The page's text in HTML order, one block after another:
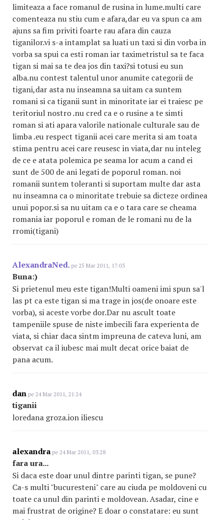
limiteaza a face romanul de rusina in lume.multi care
comenteaza nu stiu cum e afara,dar eu va spun ca am
ajuns sa fim priviti foarte rau afara din cauza
tiganilor.vi s-a intamplat sa luati un taxi si din vorba in
vorba sa spui ca esti roman iar taximetristul sa te faca
tigan si mai sa te dea jos din taxi?si totusi eu sun
alba.nu contest talentul unor anumite categorii de
tigani,dar asta nu inseamna sa uitam ca suntem
romani si ca tiganii sunt in minoritate iar ei traiesc pe
teritoriul nostro .nu cred ca e o rusine a te simti
roman si ati apara valorile nationale culturale sau de
limba .eu respect tiganii acei care merita si am toata
stima pentru acei care reusesc in viata,dar nu inteleg
de ce e atata polemica pe seama lor acum a cand ei
sunt de 500 de ani legati de poporul roman. noi
romanii suntem toleranti si suportam multe dar asta
nu inseamna ca o minoritate trebuie sa dicteze ordinea
unui popor.si sa nu uitam ca e o tara care se cheama
romania iar poporul e roman de le romani nu de la
rromi(tigani)
AlexandraNed. pe 25 Mar 2011, 17:03
Buna:)
Si prietenul meu este tigan!Multi oameni imi spun sa'l
las pt ca este tigan si ma trage in jos(de onoare este
vorba), si aceste vorbe dor.Dar nu ascult toate
tampeniile spuse de niste imbecili fara experienta de
viata, si chiar daca sintm impreuna de cateva luni, am
observat ca il iubesc mai mult decat orice baiat de
pana acum.
dan pe 24 Mar 2011, 21:24
tiganii
loredana groza.ion iliescu
alexandra pe 24 Mar 2011, 03:28
fara ura...
Si daca este doar unul dintre parinti tigan, se pune?
Ca-s multi "bucuresteni" care au ciuda pe moldoveni cu
toate ca unul din parinti e moldovean. Asadar, cine e
mai frustrat de origine? E doar o constatare: eu sunt